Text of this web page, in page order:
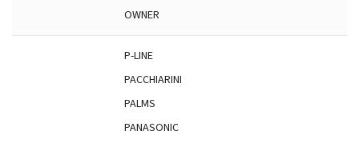
OWNER
P-LINE
PACCHIARINI
PALMS
PANASONIC